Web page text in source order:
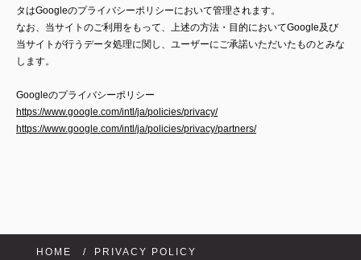
タはGoogleのプライバシーポリシーにおいて管理されます。
なお、当サイトのご利用をもって、上述の方法・目的においてGoogle及び
当サイトが行うデータ処理に関し、ユーザーにご承諾いただいたものとみな
します。
Googleのプライバシーポリシー
https://www.google.com/intl/ja/policies/privacy/
https://www.google.com/intl/ja/policies/privacy/partners/
HOME PRIVACY POLICY